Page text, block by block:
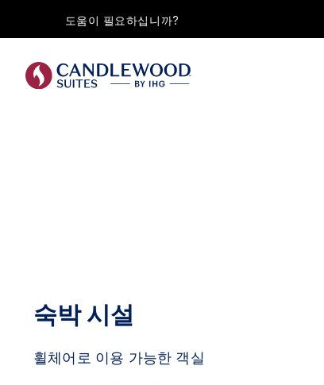
도움이 필요하십니까?
숙박 시설
휠체어로 이용 가능한 객실